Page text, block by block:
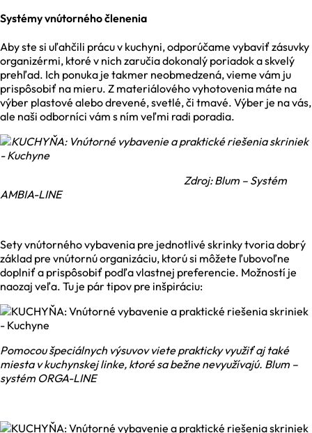
Systémy vnútorného členenia
Aby ste si uľahčili prácu v kuchyni, odporúčame vybaviť zásuvky
organizérmi, ktoré v nich zaručia dokonalý poriadok a skvelý
prehľad. Ich ponuka je takmer neobmedzená, vieme vám ju
prispôsobiť na mieru. Z materiálového vyhotovenia máte na
výber plastové alebo drevené, svetlé, či tmavé. Výber je na vás,
ale naši odborníci vám s ním veľmi radi poradia.
Zdroj: Blum – Systém
AMBIA-LINE
Sety vnútorného vybavenia pre jednotlivé skrinky tvoria dobrý
základ pre vnútornú organizáciu, ktorú si môžete ľubovoľne
doplniť a prispôsobiť podľa vlastnej preferencie. Možností je
naozaj veľa. Tu je pár tipov pre inšpiráciu:
Pomocou špeciálnych výsuvov viete prakticky využiť aj také
miesta v kuchynskej linke, ktoré sa bežne nevyužívajú. Blum –
systém ORGA-LINE